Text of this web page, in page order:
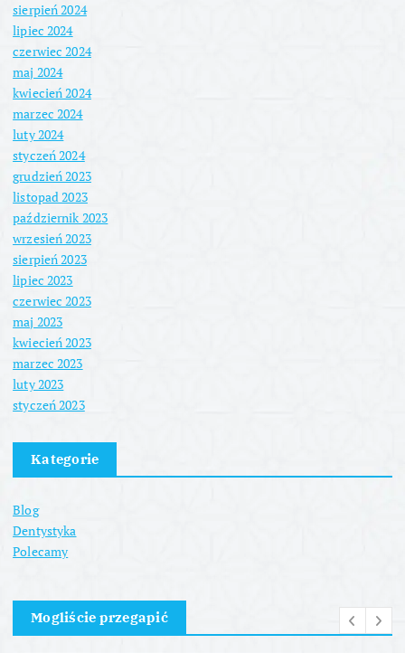
sierpień 2024
lipiec 2024
czerwiec 2024
maj 2024
kwiecień 2024
marzec 2024
luty 2024
styczeń 2024
grudzień 2023
listopad 2023
październik 2023
wrzesień 2023
sierpień 2023
lipiec 2023
czerwiec 2023
maj 2023
kwiecień 2023
marzec 2023
luty 2023
styczeń 2023
Kategorie
Blog
Dentystyka
Polecamy
Mogliście przegapić